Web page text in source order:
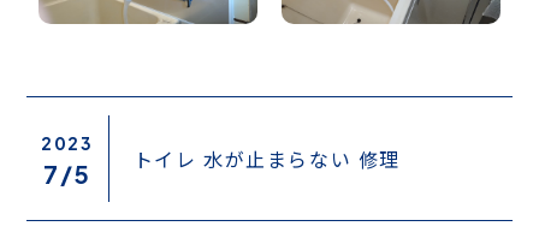
2023
7/5 トイレ 水が止まらない 修理